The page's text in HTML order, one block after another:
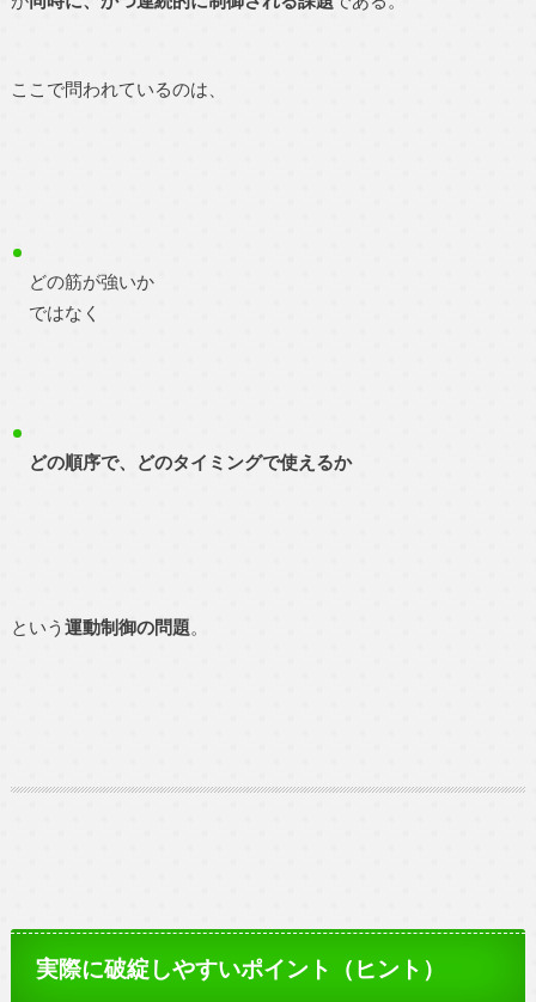
ここで問われているのは、
どの筋が強いか
ではなく
どの順序で、どのタイミングで使えるか
という 運動制御の問題。
実際に破綻しやすいポイント（ヒント）